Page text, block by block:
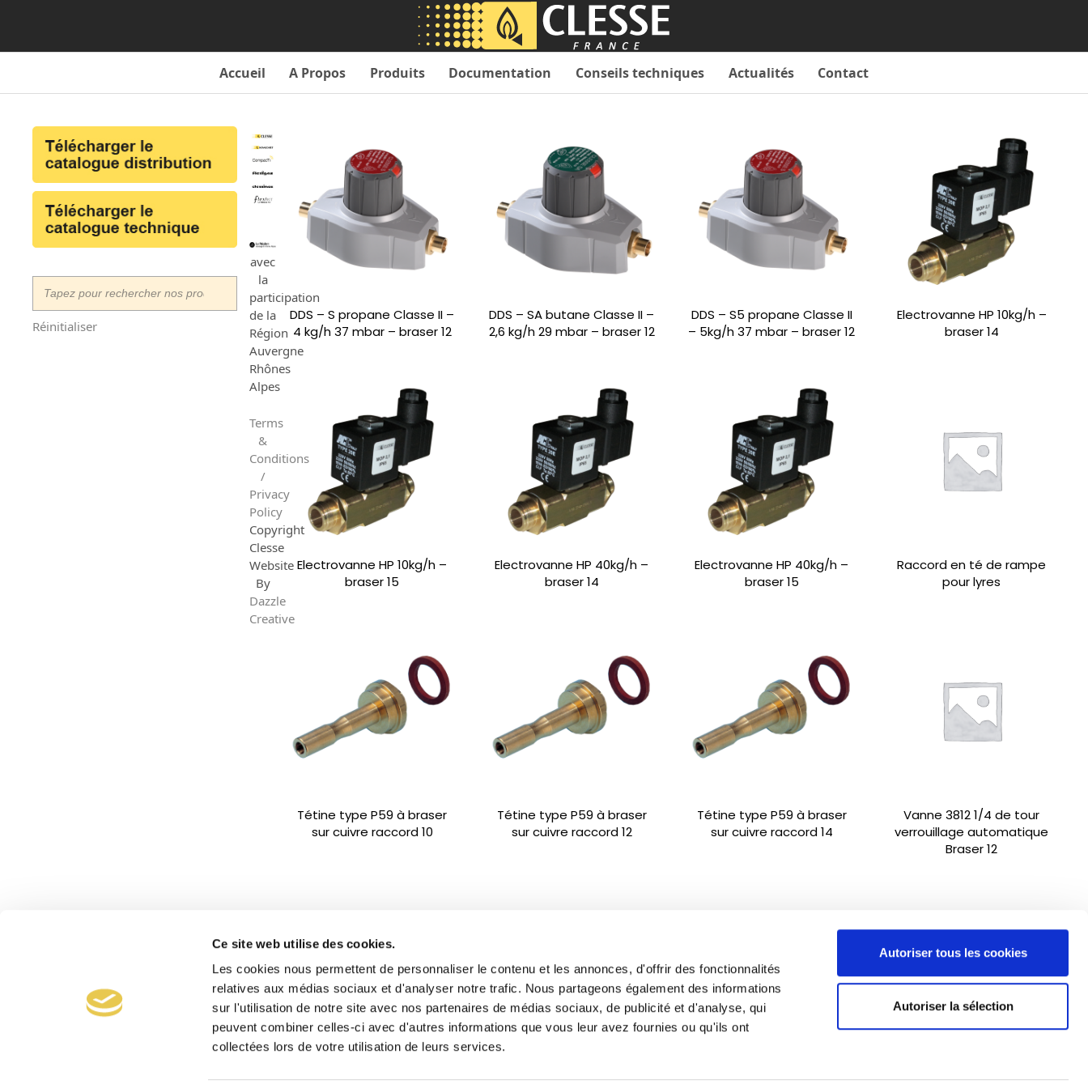
Ce site web utilise des cookies.
Les cookies nous permettent de personnaliser le contenu et les annonces, d'offrir des fonctionnalités
relatives aux médias sociaux et d'analyser notre trafic. Nous partageons également des informations
sur l'utilisation de notre site avec nos partenaires de médias sociaux, de publicité et d'analyse, qui
peuvent combiner celles-ci avec d'autres informations que vous leur avez fournies ou qu'ils ont
collectées lors de votre utilisation de leurs services.
Autoriser tous les cookies
Autoriser la sélection
Accueil A Propos Produits Documentation Conseils techniques Actualités Contact
DDS – S propane Classe II –
4 kg/h 37 mbar – braser 12
DDS – SA butane Classe II –
2,6 kg/h 29 mbar – braser 12
DDS – S5 propane Classe II
– 5kg/h 37 mbar – braser 12
Electrovanne HP 10kg/h –
braser 14
Electrovanne HP 10kg/h –
braser 15
Electrovanne HP 40kg/h –
braser 14
Electrovanne HP 40kg/h –
braser 15
Raccord en té de rampe
pour lyres
Tétine type P59 à braser
sur cuivre raccord 10
Tétine type P59 à braser
sur cuivre raccord 12
Tétine type P59 à braser
sur cuivre raccord 14
Vanne 3812 1/4 de tour
verrouillage automatique
Braser 12
Vanne 812 1/4 de tour Vanne 813 1/4 de tour
Réinitialiser
avec
la
participation
de la
Région
Auvergne
Rhônes
Alpes
Terms
&
Conditions
/
Privacy
Policy
Copyright
Clesse
Website
By
Dazzle
Creative